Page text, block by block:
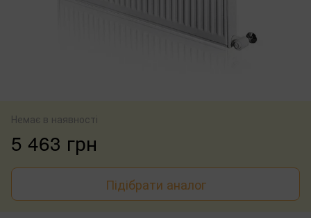
Немає в наявності
5 463 грн
Підібрати аналог